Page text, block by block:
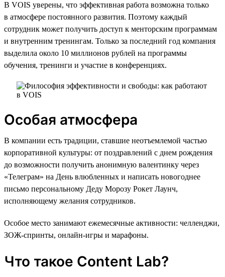
В VOIS уверены, что эффективная работа возможна только
в атмосфере постоянного развития. Поэтому каждый
сотрудник может получить доступ к менторским программам
и внутренним тренингам. Только за последний год компания
выделила около 10 миллионов рублей на программы
обучения, тренинги и участие в конференциях.
Особая атмосфера
В компании есть традиции, ставшие неотъемлемой частью
корпоративной культуры: от поздравлений с днем рождения
до возможности получить анонимную валентинку через
«Телеграм» на День влюбленных и написать новогоднее
письмо персональному Деду Морозу Рокет Лаунч,
исполняющему желания сотрудников.
Особое место занимают ежемесячные активности: челленджи,
ЗОЖ-спринты, онлайн-игры и марафоны.
Что такое Content Lab?